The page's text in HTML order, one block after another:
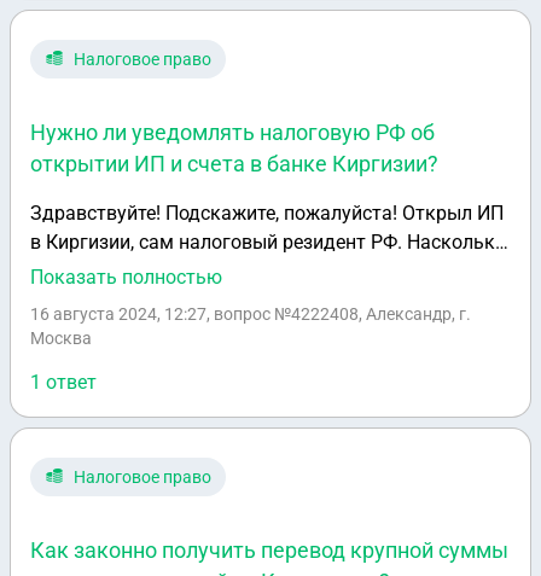
Налоговое право
Нужно ли уведомлять налоговую РФ об
открытии ИП и счета в банке Киргизии?
Здравствуйте! Подскажите, пожалуйста! Открыл ИП
в Киргизии, сам налоговый резидент РФ. Насколько
знаю нужно уведомлять налоговую. Вопрос нужно
иностранном банке или делать уведомление о
Показать полностью
16 августа 2024, 12:27, вопрос №4222408, Александр, г.
Москва
1 ответ
Налоговое право
Как законно получить перевод крупной суммы